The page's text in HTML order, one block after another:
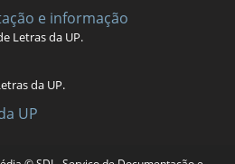
e informação
Letras da UP.
da UP.
UP